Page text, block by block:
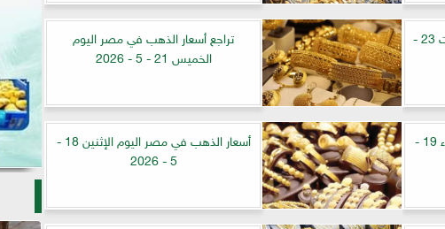
أسعار الذهب في مصر اليوم السبت 23 -
تراجع أسعار الذهب في مصر اليوم
الخميس 21 - 5 - 2026
أسعار الذهب في مصر اليوم الثلاثاء 19 -
أسعار الذهب في مصر اليوم الإثنين 18 -
5 - 2026